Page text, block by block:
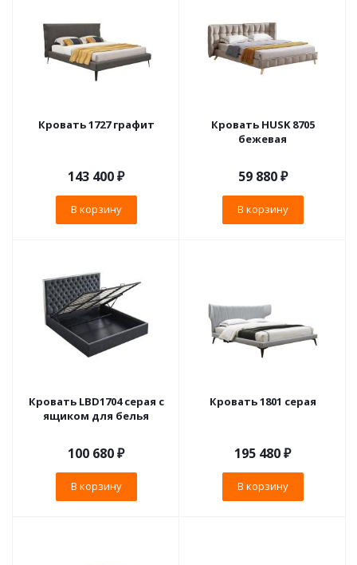
Кровать 1727 графит
143 400₽
В корзину
Кровать HUSK 8705
бежевая
59 880₽
В корзину
Кровать LBD1704 серая с
ящиком для белья
100 680₽
В корзину
Кровать 1801 серая
195 480₽
В корзину